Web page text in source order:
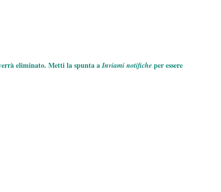
eliminato. Metti la spunta aInviami notifiche per essere